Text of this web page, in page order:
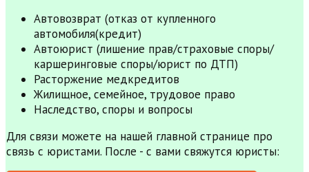
Автовозврат (отказ от купленного
автомобиля(кредит)
Автоюрист (лишение прав/страховые споры/
каршеринговые споры/юрист по ДТП)
Расторжение медкредитов
Жилищное, семейное, трудовое право
Наследство, споры и вопросы
Для связи можете на нашей главной странице про
связь с юристами. После - с вами свяжутся юристы: